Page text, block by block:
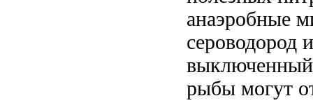
анаэробные
сероводород
выключенный
рыбы могут